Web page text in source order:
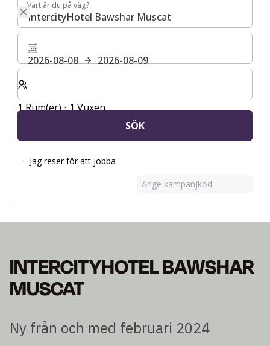
Vart är du på väg?
Vart är du på väg?
2026-08-08
2026-08-09
Välj antal rum och gäster för din vistelse
1 Rum(er) ⋅ 1 Vuxen
SÖK
Jag reser för att jobba
Ange kampanjkod
INTERCITYHOTEL BAWSHAR
MUSCAT
Ny från och med februari 2024